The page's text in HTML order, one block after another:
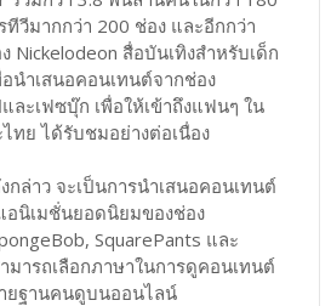
ทีวีมากกว่า 200 ช่อง และอีกกว่า
Nickelodeon สื่อบันเทิงสำหรับเด็ก
นำเสนอคอนเทนต์จากช่อง
ละเฟซบุ๊ก เพื่อให้เข้าถึงแฟนๆ ใน
ทย ได้รับชมอย่างต่อเนื่อง
ล่าว จะเป็นการนำเสนอคอนเทนต์
อนิเมชั่นยอดนิยมของช่อง
SquarePants และ
มารถเลือกภาษาในการดูคอนเทนต์
ยฐานคนดูบนออนไลน์